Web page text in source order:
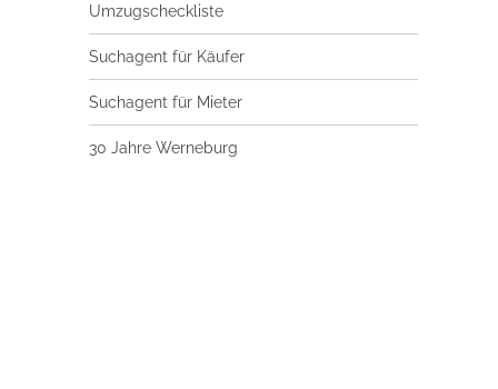
Umzugscheckliste
Suchagent für Käufer
Suchagent für Mieter
30 Jahre Werneburg